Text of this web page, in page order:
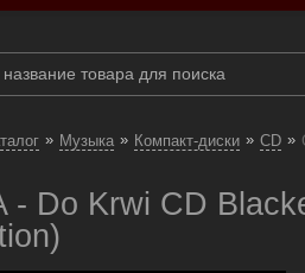
» Музыка » Компакт-диски » CD »
- Do Krwi CD